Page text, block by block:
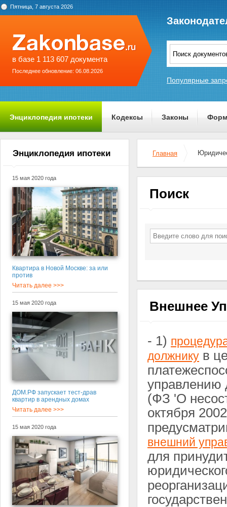
Пятница, 7 августа 2026
в базе 1 113 607 документа
Последнее обновление: 06.08.2026
Популярные
Энциклопедия ипотеки Кодексы Законы
О проекте
Энциклопедия ипотеки
15 мая 2020 года
Квартира в Новой Москве: за или
против
Читать далее >>>
15 мая 2020 года
ДОМ.РФ запускает тест-драв
квартир в арендных домах
Читать далее >>>
15 мая 2020 года
Главная
Поиск
Внешнее
- 1)
должнику в
(ФЗ 'О
октября
внешний
для